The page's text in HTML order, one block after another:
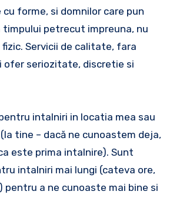
forme, si domnilor care pun
petrecut impreuna, nu
Servicii de calitate, fara
ofer seriozitate, discretie si
intalniri in locatia mea sau
tine – dacă ne cunoastem deja,
este prima intalnire). Sunt
intalniri mai lungi (cateva ore,
pentru a ne cunoaste mai bine si